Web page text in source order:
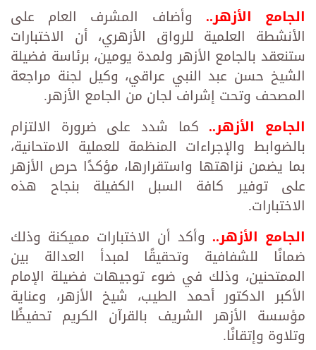
الجامع الأزهر.. وأضاف المشرف العام على
الأنشطة العلمية للرواق الأزهري، أن الاختبارات
ستنعقد بالجامع الأزهر ولمدة يومين، برئاسة فضيلة
الشيخ حسن عبد النبي عراقي، وكيل لجنة مراجعة
المصحف وتحت إشراف لجان من الجامع الأزهر.
الجامع الأزهر.. كما شدد على ضرورة الالتزام
بالضوابط والإجراءات المنظمة للعملية الامتحانية،
بما يضمن نزاهتها واستقرارها، مؤكدًا حرص الأزهر
على توفير كافة السبل الكفيلة بنجاح هذه
الاختبارات.
الجامع الأزهر.. وأكد أن الاختبارات مميكنة وذلك
ضمانًا للشفافية وتحقيقًا لمبدأ العدالة بين
الممتحنين، وذلك في ضوء توجيهات فضيلة الإمام
الأكبر الدكتور أحمد الطيب، شيخ الأزهر، وعناية
مؤسسة الأزهر الشريف بالقرآن الكريم تحفيظًا
وتلاوة وإتقانًا.